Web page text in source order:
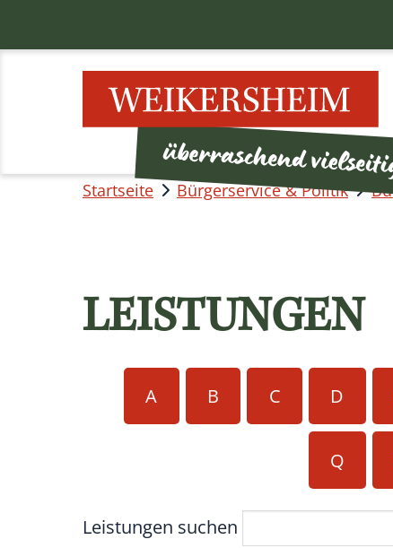
Startseite Bürgerservice & Politik
LEISTUNGEN
A B C D
Q
Leistungen suchen